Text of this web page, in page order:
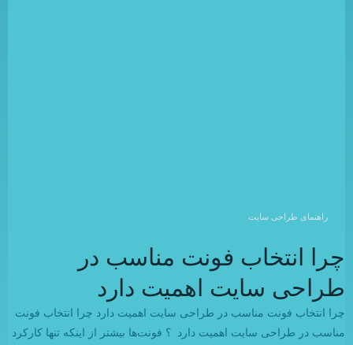
راهنمای طراحی سایت
چرا انتخاب فونت مناسب در
طراحی سایت اهمیت دارد
چرا انتخاب فونت مناسب در طراحی سایت اهمیت دارد چرا انتخاب فونت
مناسب در طراحی سایت اهمیت دارد ؟ فونت‌ها بیشتر از اینکه تنها کارکرد